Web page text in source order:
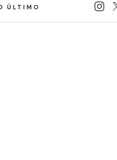
ÚLTIMO